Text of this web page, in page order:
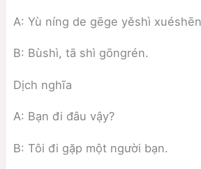
A: Yù níng de gēge yěshì
B: Bùshì, tā shì gōngrén.
Dịch nghĩa
A: Bạn đi đâu vậy?
B: Tôi đi gặp một người bạn.